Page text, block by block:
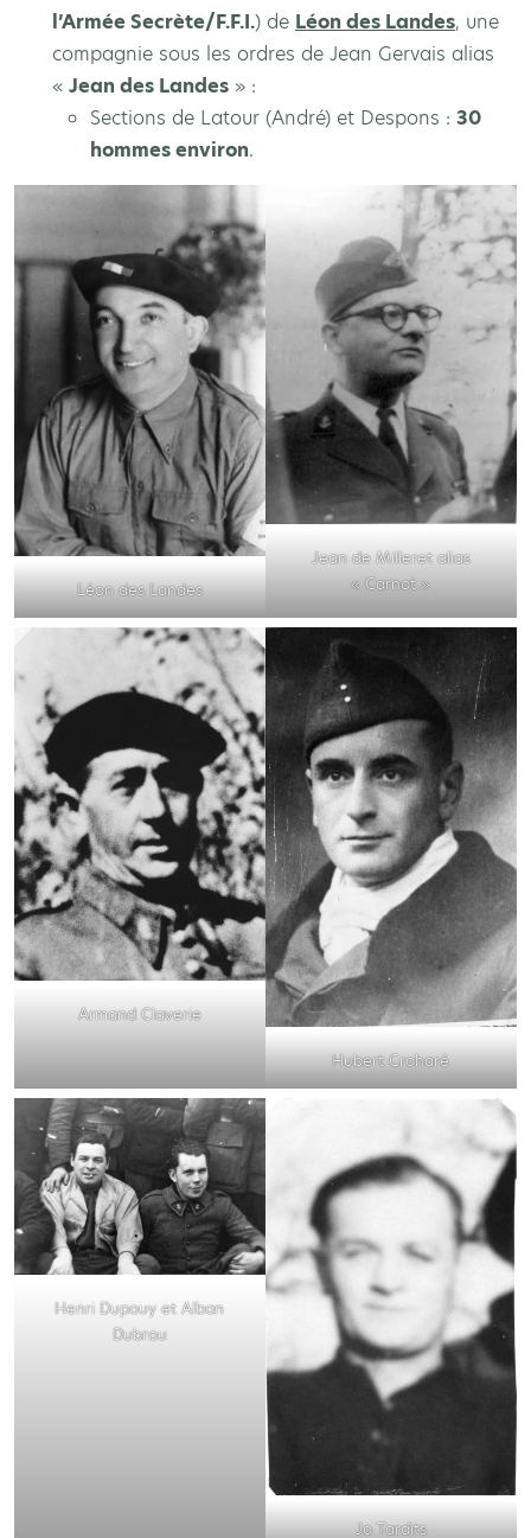
l’Armée Secrète/F.F.I.) de Léon des Landes, une
compagnie sous les ordres de Jean Gervais alias
« Jean des Landes » :
Sections de Latour (André) et Despons : 30
hommes environ.
Léon des Landes
Jean de Milleret alias
« Carnot »
Armand Claverie
Hubert Croharé
Henri Dupouy et Alban
Dubrou
Jo Tardits